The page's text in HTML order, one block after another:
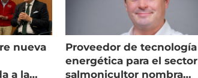
nueva
a la
Proveedor de tecnología
energética para el sector
salmonicultor nombra